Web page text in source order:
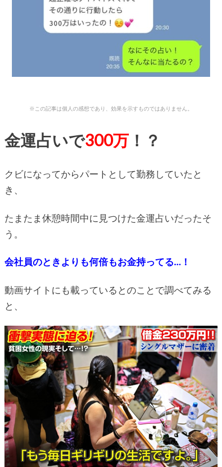
※この記事は個人の感想であり、効果を示すものではありません。
金運占いで300万！？
クビになってからパートとして勤務していたと
き、
たまたま休憩時間中に見つけた金運占いだったそ
う。
会社員のときよりも何倍もお金持ってる…！
動画サイトにも載っているとのことで調べてみる
と、